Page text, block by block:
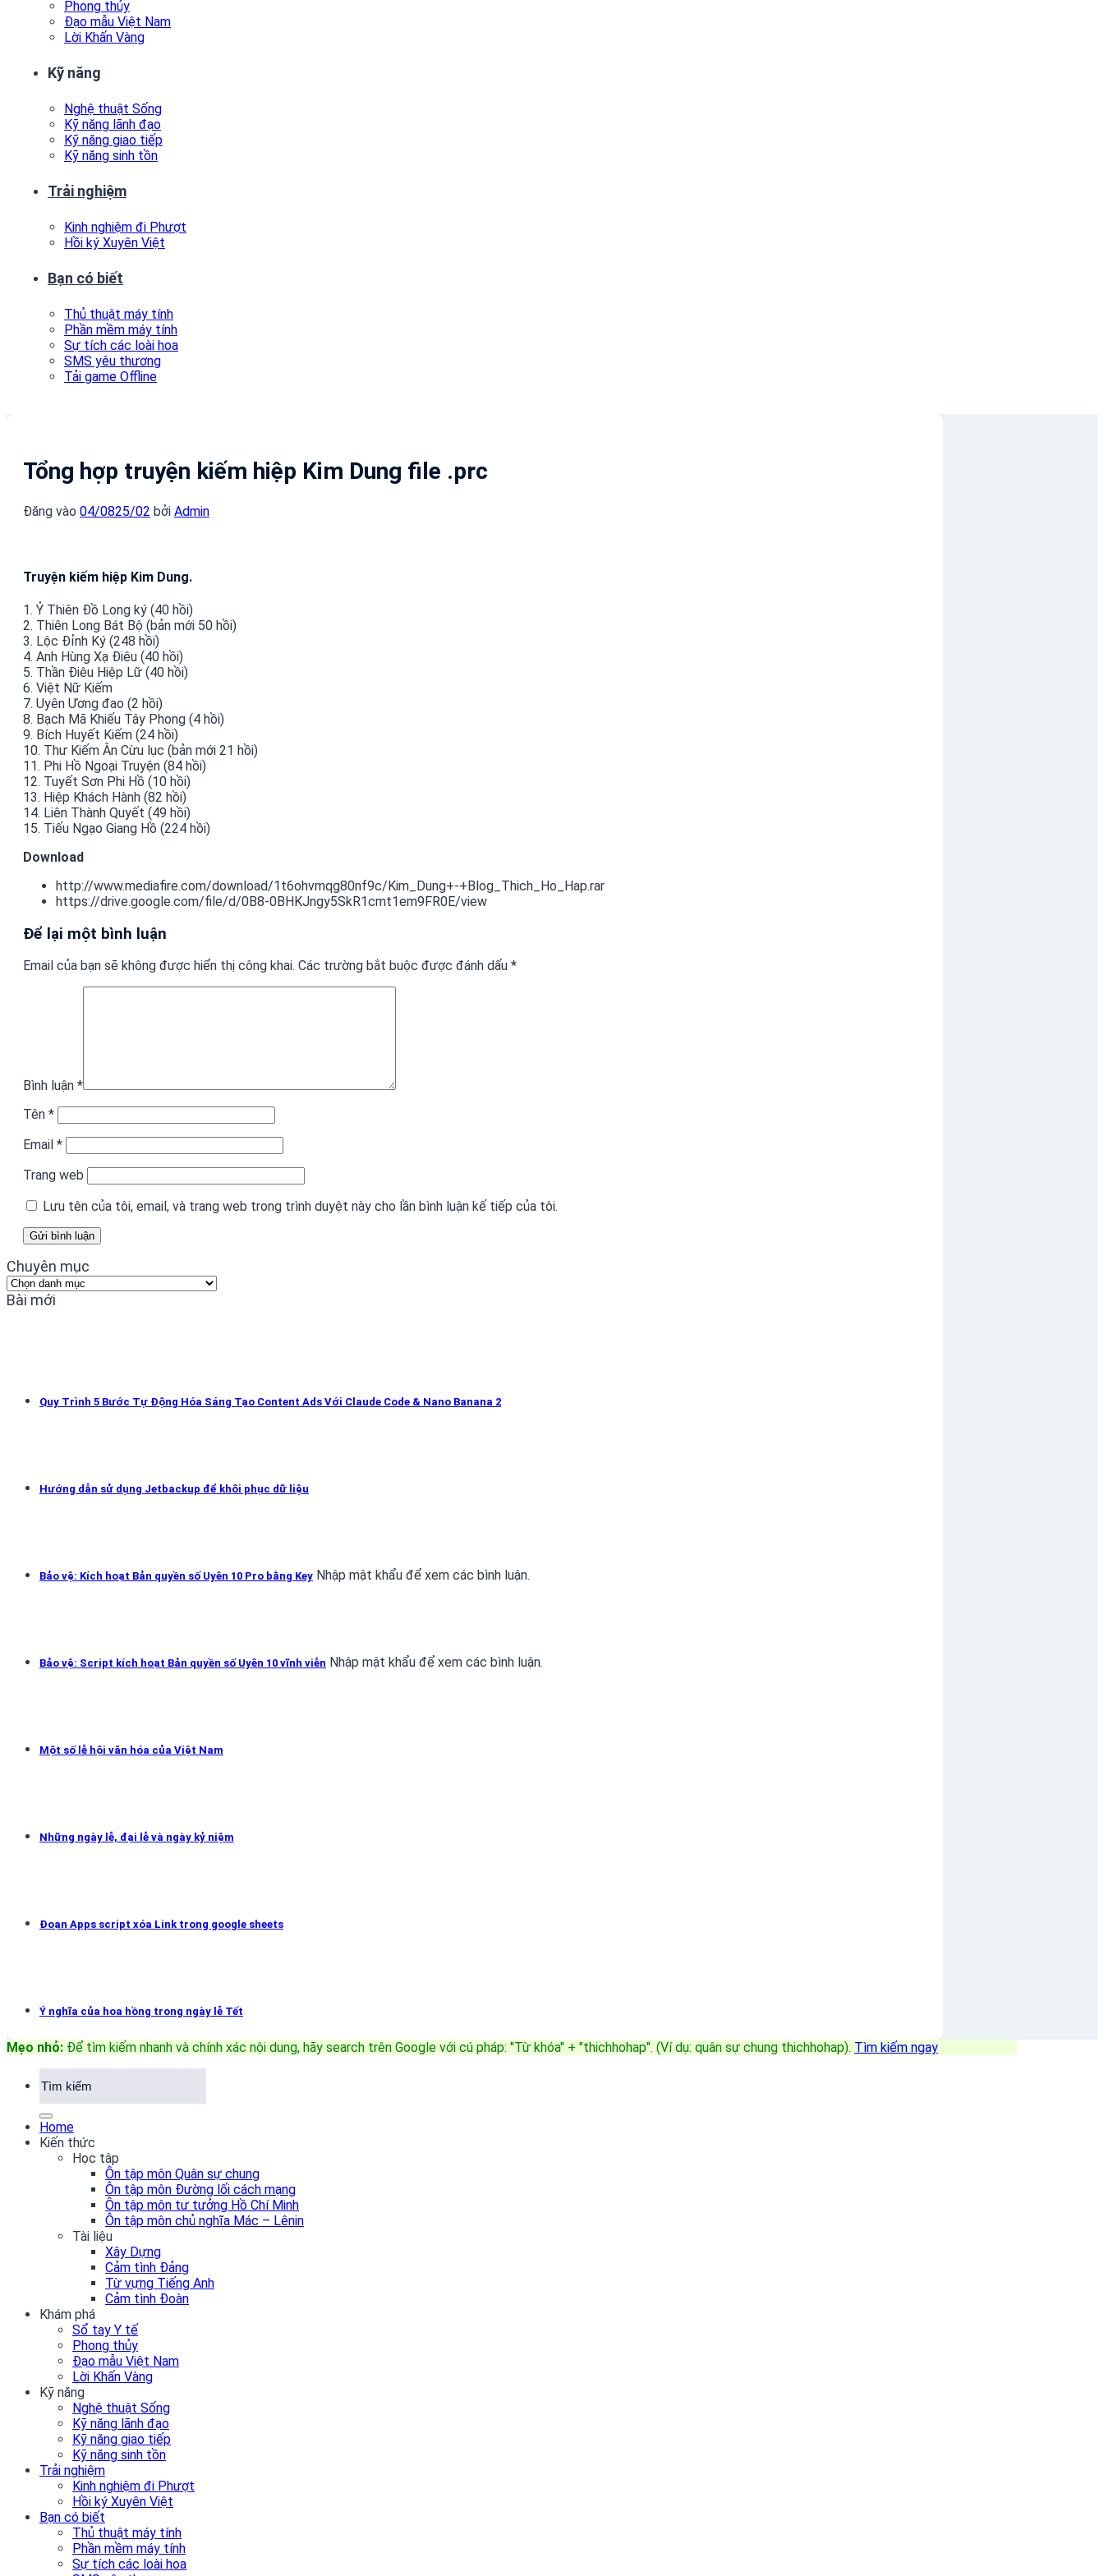
Phong thủy
Đạo mẫu Việt Nam
Lời Khấn Vàng
Kỹ năng
Nghệ thuật Sống
Kỹ năng lãnh đạo
Kỹ năng giao tiếp
Kỹ năng sinh tồn
Trải nghiệm
Kinh nghiệm đi Phượt
Hồi ký Xuyên Việt
Bạn có biết
Thủ thuật máy tính
Phần mềm máy tính
Sự tích các loài hoa
SMS yêu thương
Tải game Offline
Tổng hợp truyện kiếm hiệp Kim Dung file .prc
Đăng vào 04/0825/02 bởi Admin
Truyện kiếm hiệp Kim Dung.
1. Ỷ Thiên Đồ Long ký (40 hồi)
2. Thiên Long Bát Bộ (bản mới 50 hồi)
3. Lộc Đỉnh Ký (248 hồi)
4. Anh Hùng Xạ Điêu (40 hồi)
5. Thần Điêu Hiệp Lữ (40 hồi)
6. Việt Nữ Kiếm
7. Uyên Ương đao (2 hồi)
8. Bạch Mã Khiếu Tây Phong (4 hồi)
9. Bích Huyết Kiếm (24 hồi)
10. Thư Kiếm Ân Cừu lục (bản mới 21 hồi)
11. Phi Hồ Ngoại Truyện (84 hồi)
12. Tuyết Sơn Phi Hồ (10 hồi)
13. Hiệp Khách Hành (82 hồi)
14. Liên Thành Quyết (49 hồi)
15. Tiếu Ngạo Giang Hồ (224 hồi)
Download
http://www.mediafire.com/download/1t6ohvmqg80nf9c/Kim_Dung+-+Blog_Thich_Ho_Hap.rar
https://drive.google.com/file/d/0B8-0BHKJngy5SkR1cmt1em9FR0E/view
Để lại một bình luận
Email của bạn sẽ không được hiển thị công khai. Các trường bắt buộc được đánh dấu *
Bình luận *
Tên *
Email *
Trang web
Lưu tên của tôi, email, và trang web trong trình duyệt này cho lần bình luận kế tiếp của tôi.
Chuyên mục
Chuyên
mục
Bài mới
Quy Trình 5 Bước Tự Động Hóa Sáng Tạo Content Ads Với Claude Code & Nano Banana 2
Hướng dẫn sử dụng Jetbackup để khôi phục dữ liệu
Bảo vệ: Kích hoạt Bản quyền số Uyên 10 Pro bằng Key Nhập mật khẩu để xem các bình luận.
Bảo vệ: Script kích hoạt Bản quyền số Uyên 10 vĩnh viễn Nhập mật khẩu để xem các bình luận.
Một số lễ hội văn hóa của Việt Nam
Những ngày lễ, đại lễ và ngày kỷ niệm
Đoạn Apps script xóa Link trong google sheets
Ý nghĩa của hoa hồng trong ngày lễ Tết
Mẹo nhỏ: Để tìm kiếm nhanh và chính xác nội dung, hãy search trên Google với cú pháp: "Từ khóa" + "thichhohap". (Ví dụ: quân sự chung thichhohap). Tìm kiếm ngay
Home
Kiến thức
Học tập
Ôn tập môn Quân sự chung
Ôn tập môn Đường lối cách mạng
Ôn tập môn tư tưởng Hồ Chí Minh
Ôn tập môn chủ nghĩa Mác – Lênin
Tài liệu
Xây Dựng
Cảm tình Đảng
Từ vựng Tiếng Anh
Cảm tình Đoàn
Khám phá
Sổ tay Y tế
Phong thủy
Đạo mẫu Việt Nam
Lời Khấn Vàng
Kỹ năng
Nghệ thuật Sống
Kỹ năng lãnh đạo
Kỹ năng giao tiếp
Kỹ năng sinh tồn
Trải nghiệm
Kinh nghiệm đi Phượt
Hồi ký Xuyên Việt
Bạn có biết
Thủ thuật máy tính
Phần mềm máy tính
Sự tích các loài hoa